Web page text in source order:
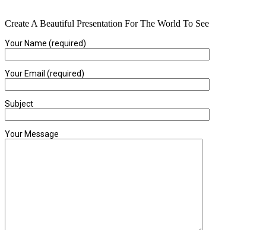
Create A Beautiful Presentation For The World To See
Your Name (required)
Your Email (required)
Subject
Your Message